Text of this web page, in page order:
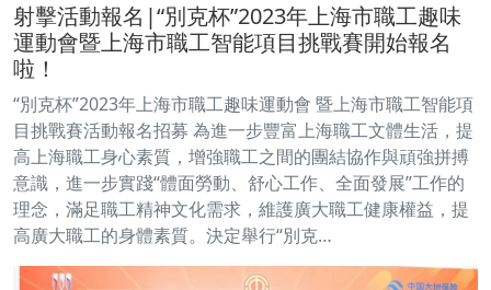
射擊活動報名|“別克杯”2023年上海市職工趣味
運動會暨上海市職工智能項目挑戰賽開始報名
啦！
“別克杯”2023年上海市職工趣味運動會 暨上海市職工智能項
目挑戰賽活動報名招募 為進一步豐富上海職工文體生活，提
高上海職工身心素質，增強職工之間的團結協作與頑強拼搏
意識，進一步實踐“體面勞動、舒心工作、全面發展”工作的
理念，滿足職工精神文化需求，維護廣大職工健康權益，提
高廣大職工的身體素質。決定舉行“別克…